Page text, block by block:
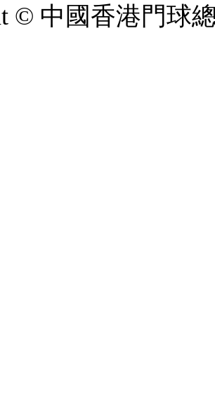
© 中國香港門球